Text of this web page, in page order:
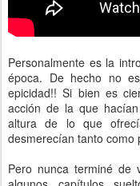
Personalmente es la
época. De hecho no
epicidad!! Si bien es
acción de la que
altura de lo que
desmerecían tanto como
Pero nunca terminé de